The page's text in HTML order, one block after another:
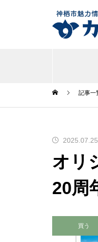
記事一
2025.07.25
オリ
20周
買う